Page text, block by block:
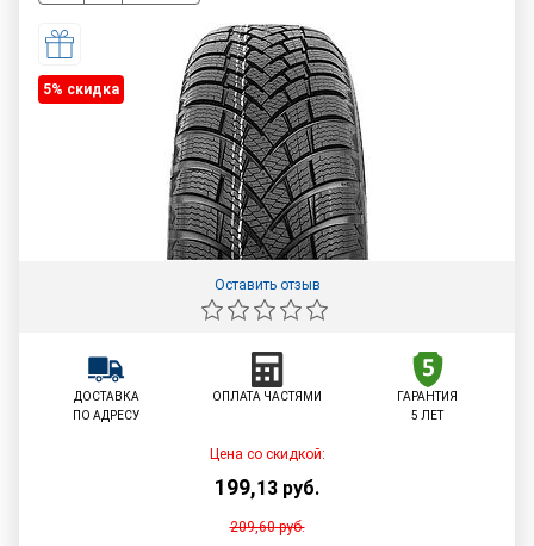
5% cкидка
Оставить отзыв
ДОСТАВКА
ПО АДРЕСУ
ОПЛАТА ЧАСТЯМИ
ГАРАНТИЯ
5 ЛЕТ
Цена со скидкой:
199,13 руб.
209,60руб.